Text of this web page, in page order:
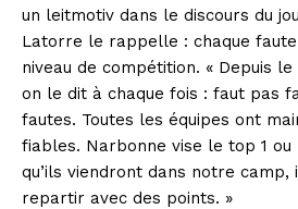
un leitmotiv dans le discours du
Latorre le rappelle : chaque
niveau de compétition. « Depuis
on le dit à chaque fois : faut pas
fautes. Toutes les équipes ont
fiables. Narbonne vise le top 1 ou
qu’ils viendront dans notre
repartir avec des points. »